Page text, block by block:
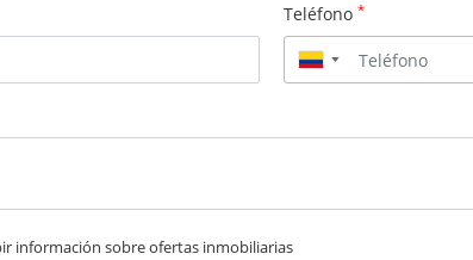
Teléfono *
▼
información sobre ofertas inmobiliarias